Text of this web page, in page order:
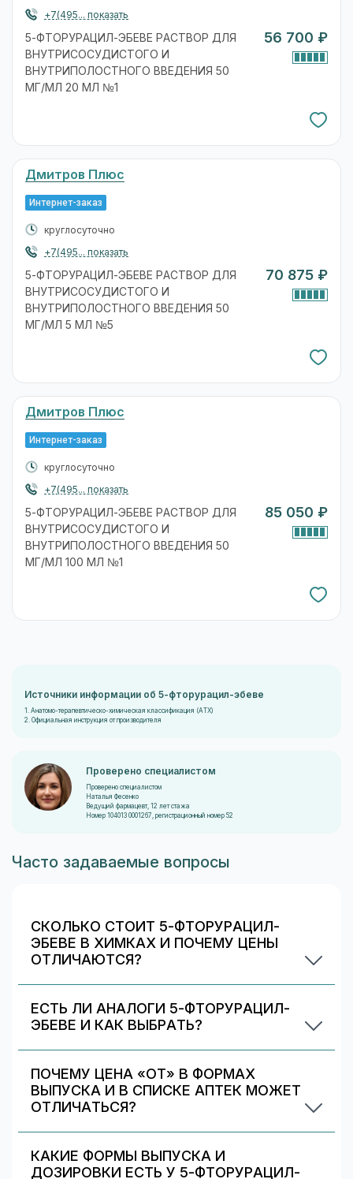
+7(495... показать
5-ФТОРУРАЦИЛ-ЭБЕВЕ РАСТВОР ДЛЯ
ВНУТРИСОСУДИСТОГО И
ВНУТРИПОЛОСТНОГО ВВЕДЕНИЯ 50
МГ/МЛ 20 МЛ №1
56 700 ₽
Дмитров Плюс
Интернет-заказ
круглосуточно
+7(495... показать
5-ФТОРУРАЦИЛ-ЭБЕВЕ РАСТВОР ДЛЯ
ВНУТРИСОСУДИСТОГО И
ВНУТРИПОЛОСТНОГО ВВЕДЕНИЯ 50
МГ/МЛ 5 МЛ №5
70 875 ₽
Дмитров Плюс
Интернет-заказ
круглосуточно
+7(495... показать
5-ФТОРУРАЦИЛ-ЭБЕВЕ РАСТВОР ДЛЯ
ВНУТРИСОСУДИСТОГО И
ВНУТРИПОЛОСТНОГО ВВЕДЕНИЯ 50
МГ/МЛ 100 МЛ №1
85 050 ₽
Источники информации об 5-фторурацил-эбеве
1. Анатомо-терапевтическо-химическая классификация (ATX)
2. Официальная инструкция от производителя
Проверено специалистом
Проверено специалистом
Наталья Фесенко
Ведущий фармацевт, 12 лет стажа
Номер 104013 0001267, регистрационный номер 52
Часто задаваемые вопросы
СКОЛЬКО СТОИТ 5-ФТОРУРАЦИЛ-
ЭБЕВЕ В ХИМКАХ И ПОЧЕМУ ЦЕНЫ
ОТЛИЧАЮТСЯ?
₽ и доходят примерно до 85050 ₽ (обновлено:
сегодня). Цены устанавливают сами аптеки и
сети, поэтому в разных районах и сетях
стоимость может отличаться.
ЕСТЬ ЛИ АНАЛОГИ 5-ФТОРУРАЦИЛ-
ЭБЕВЕ И КАК ВЫБРАТЬ?
том числе по действующему веществу/
группе). Сравните наличие и цену, но выбор
ПОЧЕМУ ЦЕНА «ОТ» В ФОРМАХ
ВЫПУСКА И В СПИСКЕ АПТЕК МОЖЕТ
ОТЛИЧАТЬСЯ?
(дозировка/упаковка), а список аптек может
КАКИЕ ФОРМЫ ВЫПУСКА И
ДОЗИРОВКИ ЕСТЬ У 5-ФТОРУРАЦИЛ-